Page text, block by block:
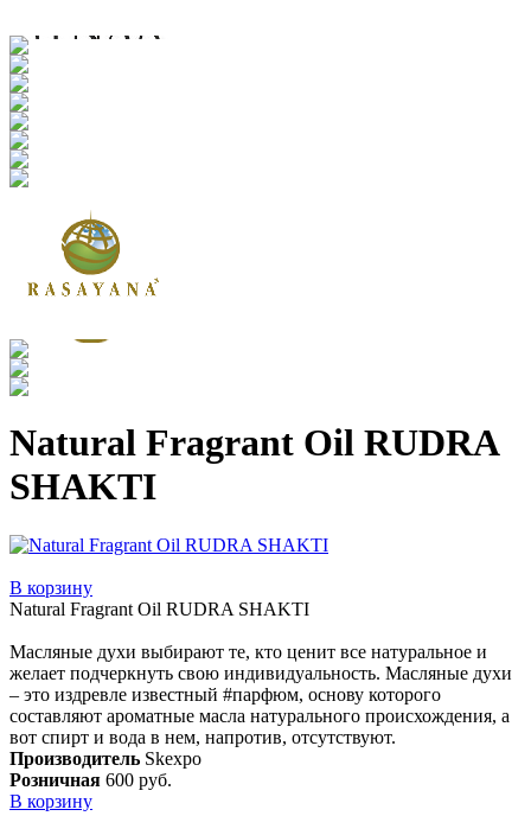
Natural Fragrant Oil RUDRA
SHAKTI
В корзину
Natural Fragrant Oil RUDRA SHAKTI
Масляные духи выбирают те, кто ценит все натуральное и
желает подчеркнуть свою индивидуальность. Масляные духи
– это издревле известный #парфюм, основу которого
составляют ароматные масла натурального происхождения, а
вот спирт и вода в нем, напротив, отсутствуют.
Производитель Skexpo
Розничная 600 руб.
В корзину